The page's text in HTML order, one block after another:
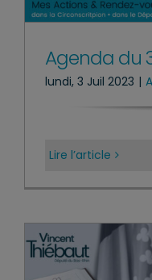
Agenda du
lundi, 3 Juil 2023 |
Lire l’article